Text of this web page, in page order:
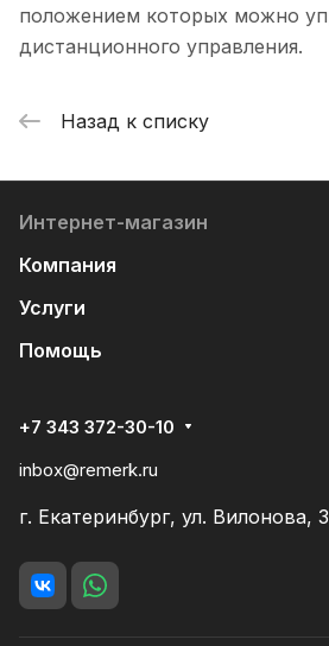
положением которых можно
дистанционного управления.
Назад к списку
Интернет-магазин
Компания
Услуги
Помощь
+7 343 372-30-10
inbox@remerk.ru
г. Екатеринбург, ул. Вилонова,